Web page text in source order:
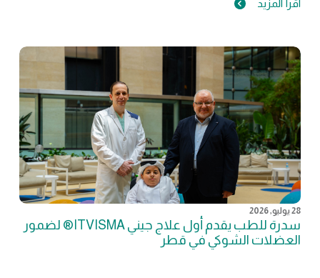
اقرأ المزيد
28 يوليو, 2026
سدرة للطب يقدم أول علاج جيني ITVISMA® لضمور
العضلات الشوكي في قطر